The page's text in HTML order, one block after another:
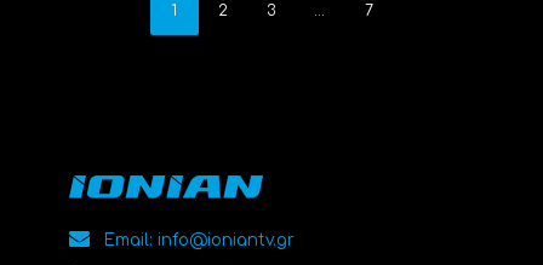
1 2 3 7
Email: info@ioniantv.gr